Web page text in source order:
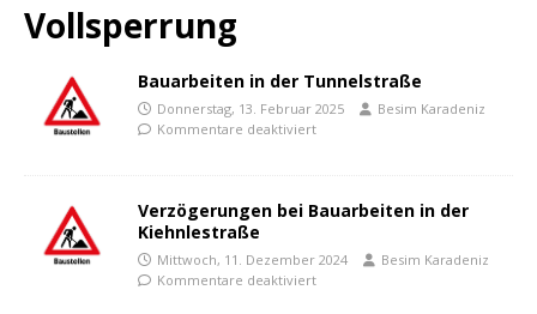
Vollsperrung
Bauarbeiten in der Tunnelstraße
Donnerstag, 13. Februar 2025
Besim Karadeniz
Kommentare deaktiviert
Verzögerungen bei Bauarbeiten in der
Kiehnlestraße
Mittwoch, 11. Dezember 2024
Besim Karadeniz
Kommentare deaktiviert